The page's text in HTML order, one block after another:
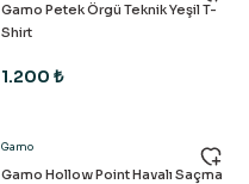
Gamo Petek Örgü Teknik Yeşil T-
Shirt
1.200 ₺
Gamo
Gamo Hollow Point Havalı Saçma